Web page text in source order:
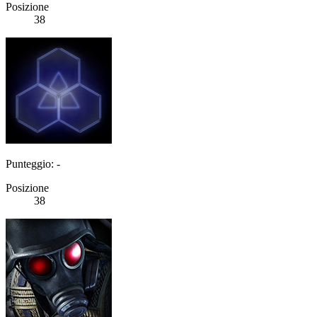
Posizione
38
Punteggio: -
Posizione
38